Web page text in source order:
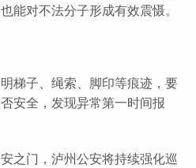
能对不法分子形成有效震慑。
子、绳索、脚印等痕迹，要
安全，发现异常第一时间报
门，泸州公安将持续强化巡